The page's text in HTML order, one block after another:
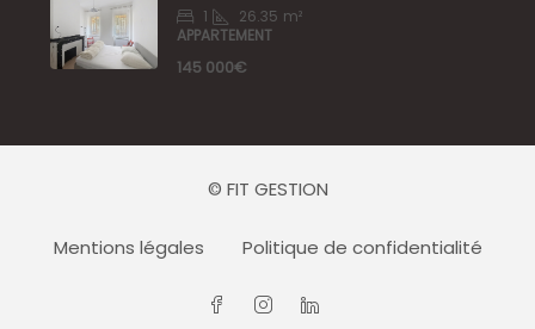
1 26.35 m²
APPARTEMENT
145 000€
© FIT GESTION
Mentions légales Politique de confidentialité